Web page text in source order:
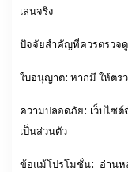
เล่นจริง
ปัจจัยสำคัญที่ควรตรวจ
ใบอนุญาต: หากมี ให้ตร
ความปลอดภัย: เว็บไซต์
เป็นส่วนตัว
ข้อแม้โปรโมชั่น: อ่าน